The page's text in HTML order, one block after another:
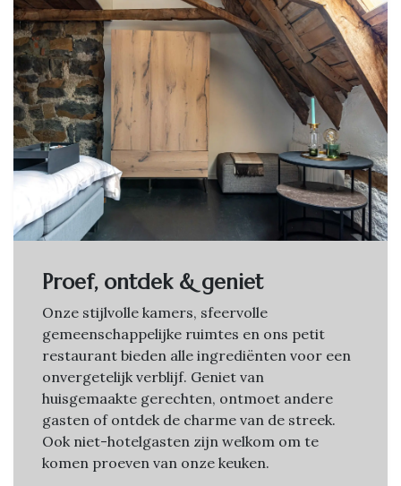
Proef, ontdek & geniet
Onze stijlvolle kamers, sfeervolle
gemeenschappelijke ruimtes en ons petit
restaurant bieden alle ingrediënten voor een
onvergetelijk verblijf. Geniet van
huisgemaakte gerechten, ontmoet andere
gasten of ontdek de charme van de streek.
Ook niet-hotelgasten zijn welkom om te
komen proeven van onze keuken.